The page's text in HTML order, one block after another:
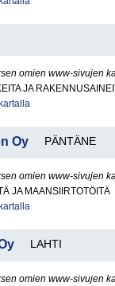
omien www-sivujen
JA
Oy PÄNTÄNE
omien www-sivujen
JA MAANSIIRTOTÖITÄ
LAHTI
omien www-sivujen